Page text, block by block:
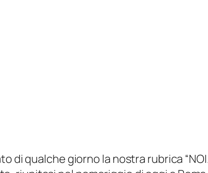
di qualche giorno la nostra rubrica